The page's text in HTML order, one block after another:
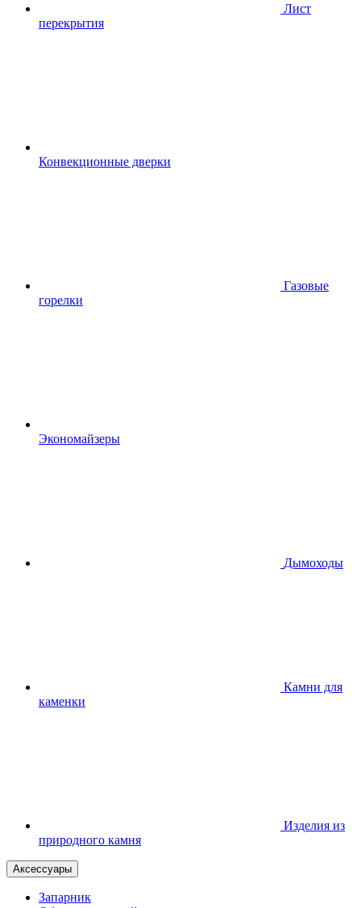
Лист
перекрытия
Конвекционные дверки
Газовые
горелки
Экономайзеры
Дымоходы
Камни для
каменки
Изделия из
природного камня
Аксессуары
Запарник